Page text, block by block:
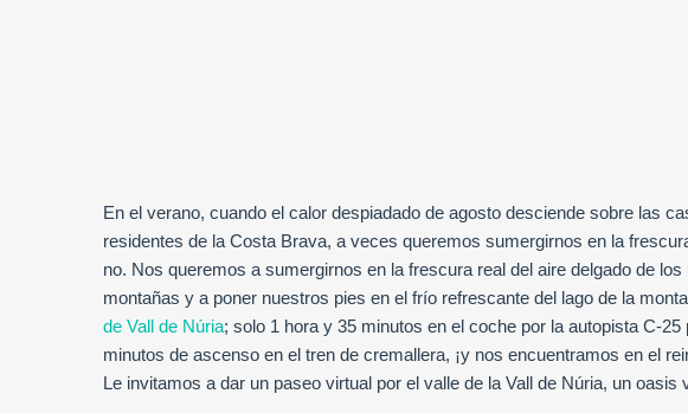
En el verano, cuando el calor despiadado de agosto desciende sobre las
residentes de la Costa Brava, a veces queremos sumergirnos en la
no. Nos queremos a sumergirnos en la frescura real del aire delgado de
montañas y a poner nuestros pies en el frío refrescante del lago de la
de Vall de Núria; solo 1 hora y 35 minutos en el coche por la autopista C-
minutos de ascenso en el tren de cremallera, ¡y nos encuentramos en el
Le invitamos a dar un paseo virtual por el valle de la Vall de Núria, un